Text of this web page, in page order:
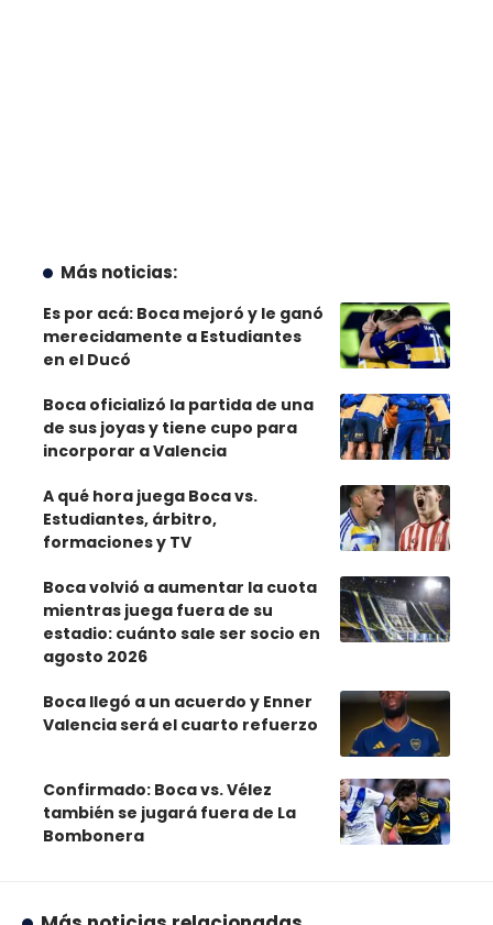
Más noticias:
Es por acá: Boca mejoró y le ganó
merecidamente a Estudiantes
en el Ducó
Boca oficializó la partida de una
de sus joyas y tiene cupo para
incorporar a Valencia
A qué hora juega Boca vs.
Estudiantes, árbitro,
formaciones y TV
Boca volvió a aumentar la cuota
mientras juega fuera de su
estadio: cuánto sale ser socio en
agosto 2026
Boca llegó a un acuerdo y Enner
Valencia será el cuarto refuerzo
Confirmado: Boca vs. Vélez
también se jugará fuera de La
Bombonera